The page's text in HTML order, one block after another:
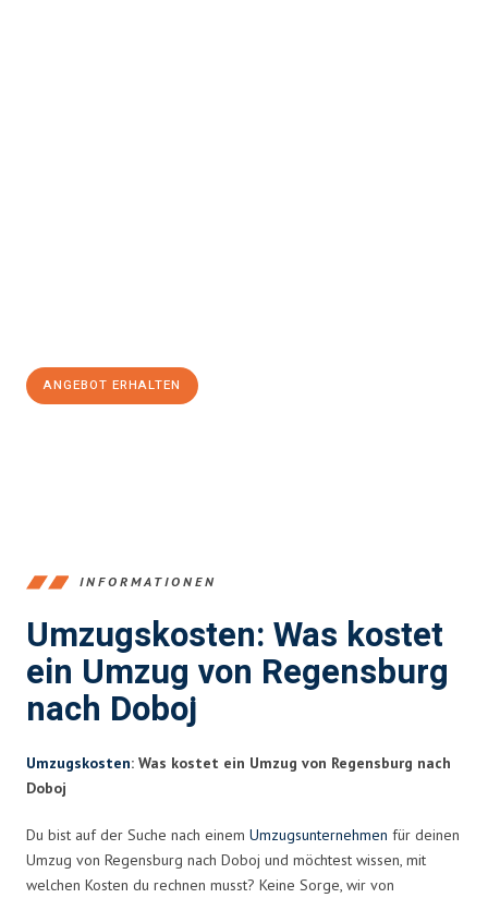
ANGEBOT ERHALTEN
INFORMATIONEN
Umzugskosten: Was kostet
ein Umzug von Regensburg
nach Doboj
Umzugskosten: Was kostet ein Umzug von Regensburg nach
Doboj
Du bist auf der Suche nach einem Umzugsunternehmen für deinen
Umzug von Regensburg nach Doboj und möchtest wissen, mit
welchen Kosten du rechnen musst? Keine Sorge, wir von